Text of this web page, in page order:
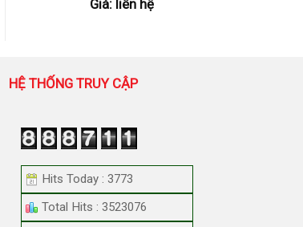
Giá: liên hệ
HỆ THỐNG TRUY CẬP
Hits Today : 3773
Total Hits : 3523076